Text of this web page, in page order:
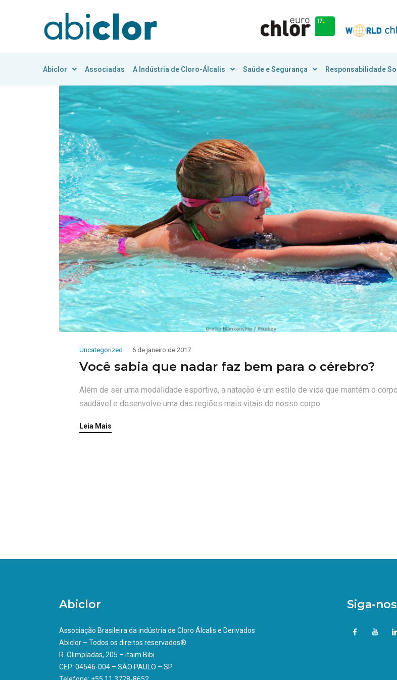
Abiclor Associadas A Indústria de Cloro-Álcalis Saúde e Segurança Responsabilidade
Uncategorized 6 de janeiro de 2017
Você sabia que nadar faz bem para o cérebro?
Além de ser uma modalidade esportiva, a natação é um estilo de vida que mantém o corpo
saudável e desenvolve uma das regiões mais vitais do nosso corpo.
Leia Mais
Abiclor
Associação Brasileira da indústria de Cloro Álcalis e Derivados
Abiclor – Todos os direitos reservados®
R. Olimpíadas, 205 – Itaim Bibi
CEP: 04546-004 – SÃO PAULO – SP
Siga-